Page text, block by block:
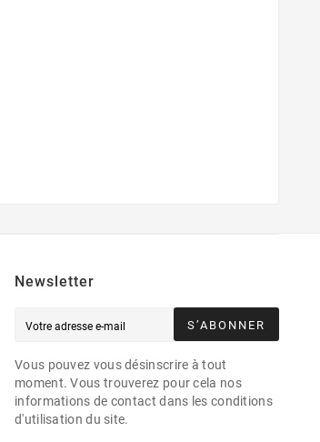
Newsletter
S’ABONNER
Vous pouvez vous désinscrire à tout
moment. Vous trouverez pour cela nos
informations de contact dans les conditions
d'utilisation du site.